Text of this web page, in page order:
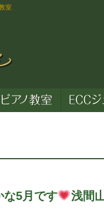
室
な5月です
浅間